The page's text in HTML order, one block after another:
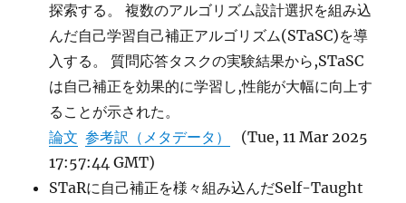
探索する。 複数のアルゴリズム設計選択を組み込
んだ自己学習自己補正アルゴリズム(STaSC)を導
入する。 質問応答タスクの実験結果から,STaSC
は自己補正を効果的に学習し,性能が大幅に向上す
ることが示された。
論文 参考訳（メタデータ）
(Tue, 11 Mar 2025
17:57:44 GMT)
STaRに自己補正を様々組み込んだSelf-Taught